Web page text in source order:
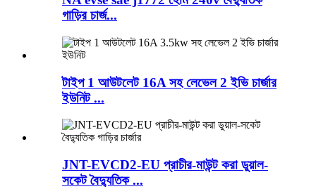
গাড়ির চার্জ...
টাইপ 1 আউটলেট 16A সহ লেভেল 2 ইভি চার্জার
ইউনিট ...
JNT-EVCD2-EU প্রাচীর-মাউন্ট করা ডুয়াল-
সকেট বৈদ্যুতিক ...